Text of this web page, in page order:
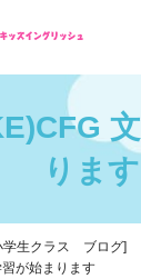
ります
学生クラス ブログ]
が始まります